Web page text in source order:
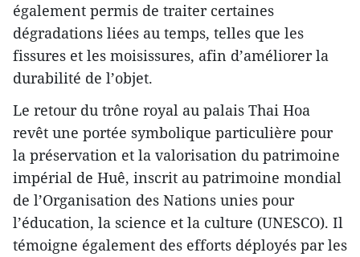
également permis de traiter certaines
dégradations liées au temps, telles que les
fissures et les moisissures, afin d’améliorer la
durabilité de l’objet.
Le retour du trône royal au palais Thai Hoa
revêt une portée symbolique particulière pour
la préservation et la valorisation du patrimoine
impérial de Huê, inscrit au patrimoine mondial
de l’Organisation des Nations unies pour
l’éducation, la science et la culture (UNESCO). Il
témoigne également des efforts déployés par les